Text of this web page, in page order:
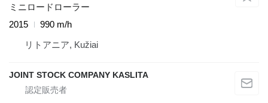
ミニロードローラー
2015
990 m/h
リトアニア, Kužiai
JOINT STOCK COMPANY KASLITA